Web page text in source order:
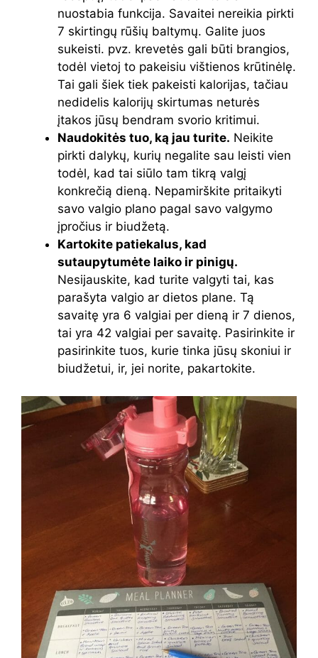
nuostabia funkcija. Savaitei nereikia pirkti
7 skirtingų rūšių baltymų. Galite juos
sukeisti. pvz. krevetės gali būti brangios,
todėl vietoj to pakeisiu vištienos krūtinėlę.
Tai gali šiek tiek pakeisti kalorijas, tačiau
nedidelis kalorijų skirtumas neturės
įtakos jūsų bendram svorio kritimui.
Naudokitės tuo, ką jau turite. Neikite
pirkti dalykų, kurių negalite sau leisti vien
todėl, kad tai siūlo tam tikrą valgį
konkrečią dieną. Nepamirškite pritaikyti
savo valgio plano pagal savo valgymo
įpročius ir biudžetą.
Kartokite patiekalus, kad
sutaupytumėte laiko ir pinigų.
Nesijauskite, kad turite valgyti tai, kas
parašyta valgio ar dietos plane. Tą
savaitę yra 6 valgiai per dieną ir 7 dienos,
tai yra 42 valgiai per savaitę. Pasirinkite ir
pasirinkite tuos, kurie tinka jūsų skoniui ir
biudžetui, ir, jei norite, pakartokite.